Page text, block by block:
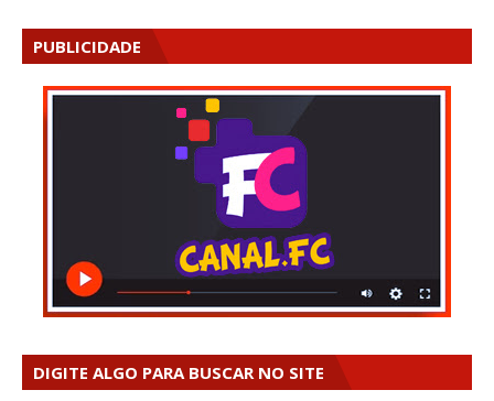
PUBLICIDADE
DIGITE ALGO PARA BUSCAR NO SITE